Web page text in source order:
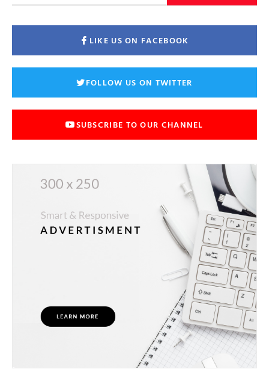
LIKE US ON FACEBOOK
FOLLOW US ON TWITTER
SUBSCRIBE TO OUR CHANNEL